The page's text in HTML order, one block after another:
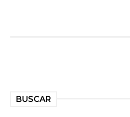
BUSCAR